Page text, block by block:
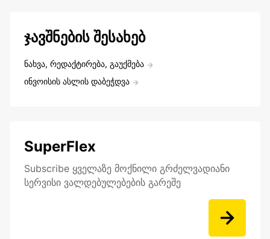
ჯავშნების შესახებ
ნახვა, რედაქტირება, გაუქმება
ინვოისის ასლის დაბეჭდვა
SuperFlex
Subscribe ყველაზე მოქნილი გრძელვადიანი
სერვისი ვალდებულებების გარეშე